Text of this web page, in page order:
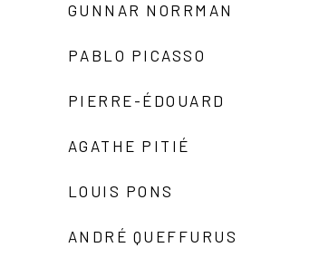
GUNNAR NORRMAN
PABLO PICASSO
PIERRE-ÉDOUARD
AGATHE PITIÉ
LOUIS PONS
ANDRÉ QUEFFURUS